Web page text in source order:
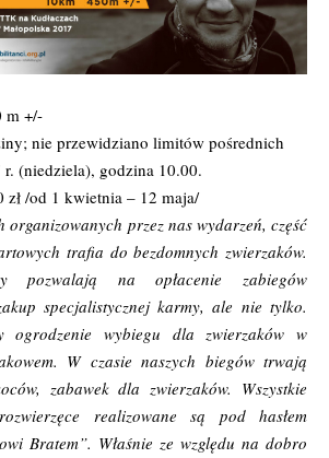
m +/-
nie przewidziano limitów pośrednich
(niedziela), godzina 10.00.
zł /od 1 kwietnia – 12 maja/
organizowanych przez nas wydarzeń, część
trafia do bezdomnych zwierzaków.
pozwalają na opłacenie zabiegów
specjalistycznej karmy, ale nie tylko.
ogrodzenie wybiegu dla zwierzaków w
W czasie naszych biegów trwają
zabawek dla zwierzaków. Wszystkie
realizowane są pod hasłem
Bratem”. Właśnie ze względu na dobro